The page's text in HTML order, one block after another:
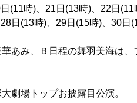
(11時)、21日(13時)、22日(11
日(13時)、29日(15時)、30日
あみ、Ｂ日程の舞羽美海は、
劇場トップお披露目公演。